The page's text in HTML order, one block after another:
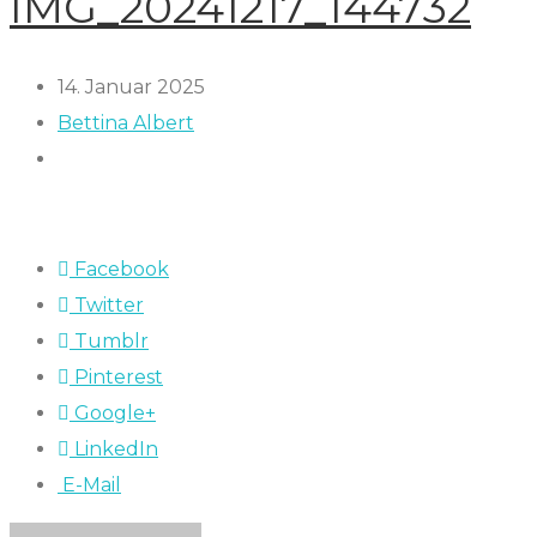
14. Januar 2025
Bettina Albert
Facebook
Twitter
Tumblr
Pinterest
Google+
LinkedIn
E-Mail